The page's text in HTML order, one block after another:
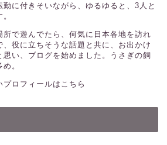
に付きそいながら、ゆるゆると、3人と
で遊んでたら、何気に日本各地を訪れ
役に立ちそうな話題と共に、お出かけ
い、ブログを始めました。うさぎの飼
。
ロフィールはこちら